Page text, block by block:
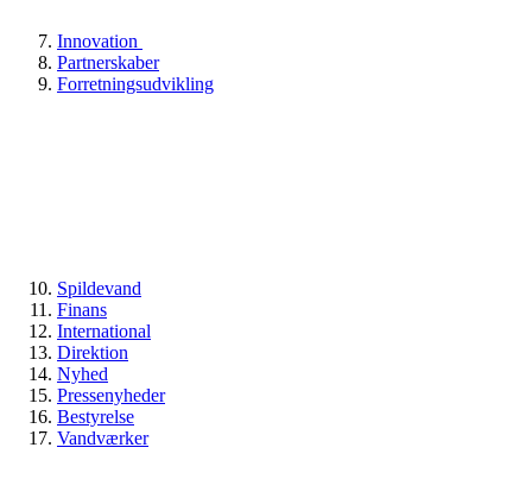
Innovation
Partnerskaber
Forretningsudvikling
Spildevand
Finans
International
Direktion
Nyhed
Pressenyheder
Bestyrelse
Vandværker